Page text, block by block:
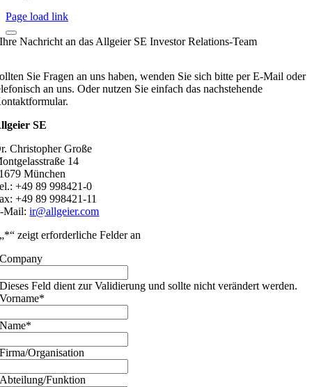
Page load link
Ihre Nachricht an das Allgeier SE Investor Relations-Team
Sie Fragen an uns haben, wenden Sie sich bitte per E-Mail oder
an uns. Oder nutzen Sie einfach das nachstehende
SE
Christopher Große
14
München
+49 89 998421-0
+49 89 998421-11
Mail:ir@allgeier.com
„*“ zeigt erforderliche Felder an
Company
Dieses Feld dient zur Validierung und sollte nicht verändert werden.
Vorname*
Name*
Firma/Organisation
Abteilung/Funktion